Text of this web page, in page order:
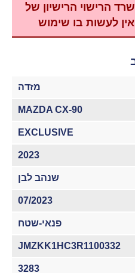
הרישוי הרישיון של
לעשות בו שימוש
מזדה
MAZDA CX-90
EXCLUSIVE
2023
שנהב לבן
07/2023
פנאי-שטח
JMZKK1HC3R1100332
3283